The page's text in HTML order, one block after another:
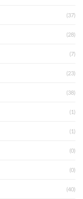
(37)
(28)
(7)
(23)
(38)
(1)
(1)
(0)
(0)
(40)